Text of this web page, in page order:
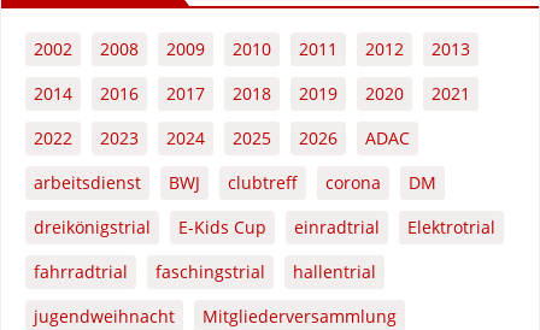
2002 2008 2009 2010 2011 2012
2013
2014
2016 2017 2018 2019 2020
2021
2022
2023 2024 2025 2026
ADAC
arbeitsdienst
BWJ clubtreff corona
DM
dreikönigstrial
E-Kids Cup einradtrial
Elektrotrial
fahrradtrial
faschingstrial
hallentrial
jugendweihnacht
Mitgliederversammlung